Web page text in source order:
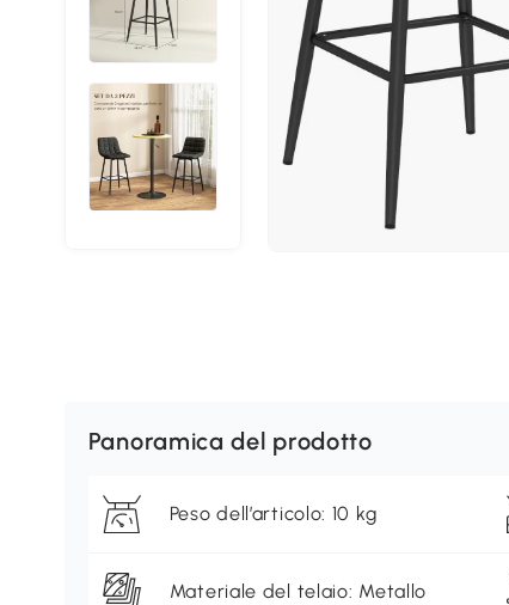
Panoramica del prodotto
Peso dell’articolo: 10 kg
Materiale del telaio: Metallo